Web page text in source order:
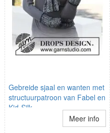
Gebreide sjaal en wanten met
structuurpatroon van Fabel en
Kid-Silk.
Meer info